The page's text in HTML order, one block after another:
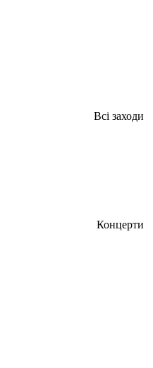
Всі заходи
Концерти